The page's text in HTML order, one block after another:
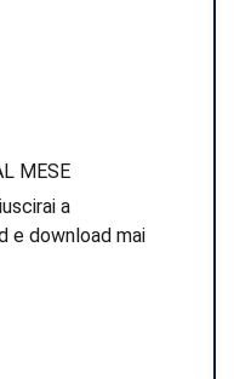
MESE
a
e download mai